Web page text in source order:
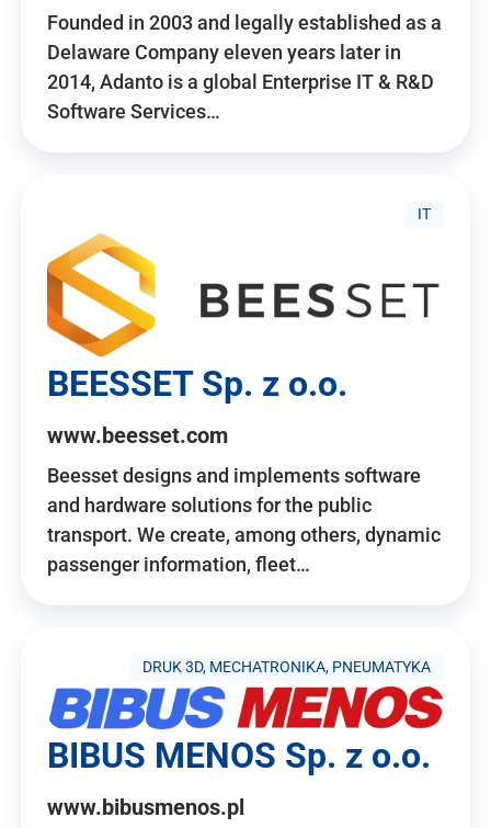
Founded in 2003 and legally established as a
Delaware Company eleven years later in
2014, Adanto is a global Enterprise IT & R&D
Software Services…
IT
BEESSET Sp. z o.o.
www.beesset.com
Beesset designs and implements software
and hardware solutions for the public
transport. We create, among others, dynamic
passenger information, fleet…
DRUK 3D, MECHATRONIKA, PNEUMATYKA
BIBUS MENOS Sp. z o.o.
www.bibusmenos.pl